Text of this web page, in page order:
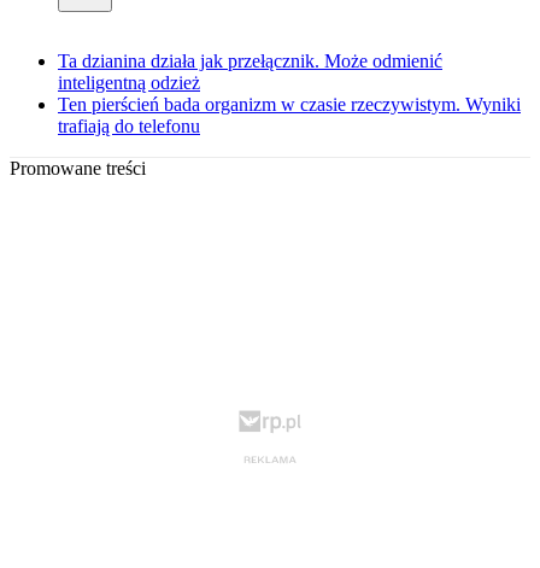
Ta dzianina działa jak przełącznik. Może odmienić
inteligentną odzież
Ten pierścień bada organizm w czasie rzeczywistym. Wyniki
trafiają do telefonu
Promowane treści